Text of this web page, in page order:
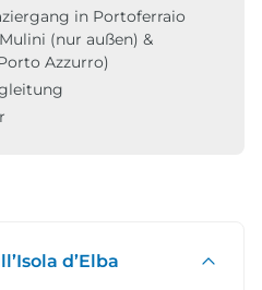
in Portoferraio
(nur außen) &
Azzurro)
d’Elba